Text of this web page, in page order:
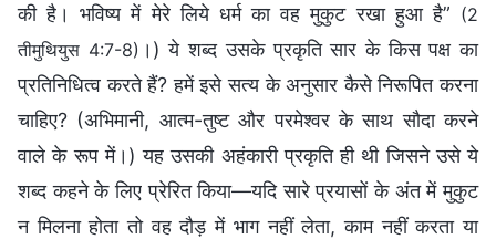
की है। भविष्य में मेरे लिये धर्म का वह मुकुट रखा हुआ है” (2
तीमुथियुस 4:7-8) ।) ये शब्द उसके प्रकृति सार के किस पक्ष का
प्रतिनिधित्व करते हैं? हमें इसे सत्य के अनुसार कैसे निरूपित करना
चाहिए? (अभिमानी, आत्म-तुष्ट और परमेश्वर के साथ सौदा करने
वाले के रूप में।) यह उसकी अहंकारी प्रकृति ही थी जिसने उसे ये
शब्द कहने के लिए प्रेरित किया—यदि सारे प्रयासों के अंत में मुकुट
न मिलना होता तो वह दौड़ में भाग नहीं लेता, काम नहीं करता या